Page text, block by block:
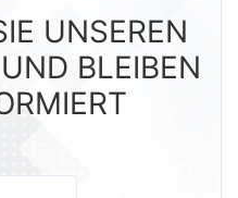
UNSEREN
UND BLEIBEN